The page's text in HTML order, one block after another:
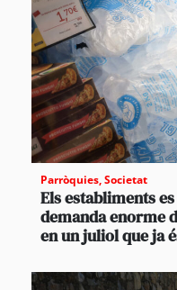
Parròquies,Societat
Els establiments
demanda enorme
en un juliol que ja